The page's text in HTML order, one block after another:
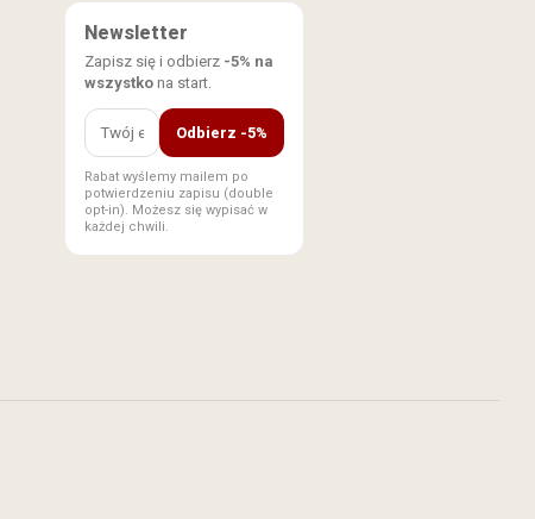
Newsletter
Zapisz się i odbierz -5% na
wszystkona start.
Odbierz -5%
Rabat wyślemy mailem po
potwierdzeniu zapisu (double
opt-in). Możesz się wypisać w
każdej chwili.